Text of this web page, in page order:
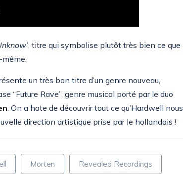
, titre qui symbolise plutôt très bien ce que
un très bon titre d’un genre nouveau,
“Future Rave”, genre musical porté par le duo
. On a hate de découvrir tout ce qu’Hardwell nous
direction artistique prise par le hollandais !
Morten Revealed Recordings